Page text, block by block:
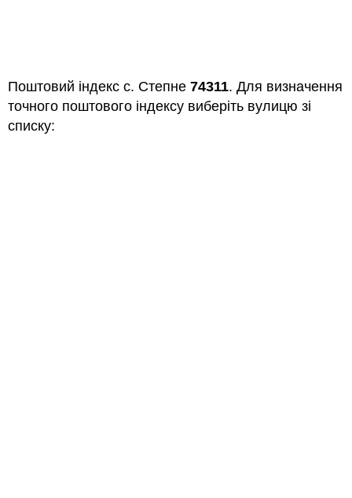
Поштовий індекс с. Степне 74311. Для визначення
точного поштового індексу виберіть вулицю зі
списку: